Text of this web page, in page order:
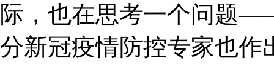
际，也在思考一个问题
分新冠疫情防控专家也作